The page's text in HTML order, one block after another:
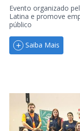
Evento organizado
Latina e promove
público
Saiba Mais